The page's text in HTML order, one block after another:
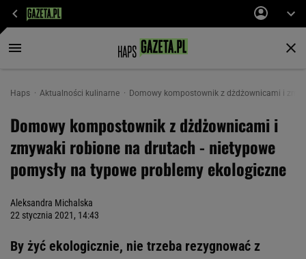
Haps Aktualności kulinarne Domowy kompostownik z dżdżownicami i
Domowy kompostownik z dżdżownicami i
zmywaki robione na drutach - nietypowe
pomysły na typowe problemy ekologiczne
Aleksandra Michalska
22 stycznia 2021, 14:43
By żyć ekologicznie, nie trzeba rezygnować z